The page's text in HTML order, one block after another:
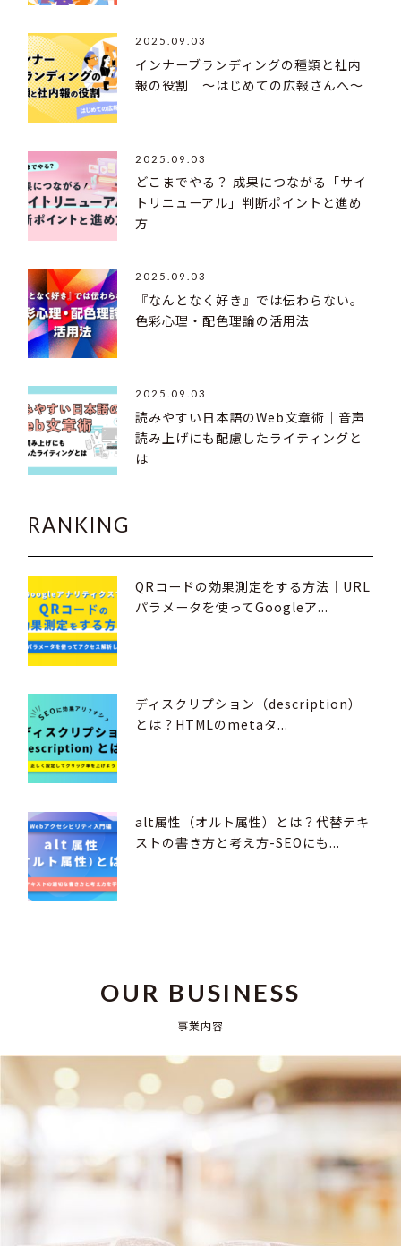
2025.09.03
インナーブランディングの種類と社内
報の役割 ～はじめての広報さんへ～
2025.09.03
どこまでやる？ 成果につながる「サイ
トリニューアル」判断ポイントと進め
方
2025.09.03
『なんとなく好き』では伝わらない。
色彩心理・配色理論の活用法
2025.09.03
読みやすい日本語のWeb文章術｜音声
読み上げにも配慮したライティングと
は
RANKING
QRコードの効果測定をする方法｜URL
パラメータを使ってGoogleア...
ディスクリプション（description）
とは？HTMLのmetaタ...
alt属性（オルト属性）とは？代替テキ
ストの書き方と考え方-SEOにも...
OUR BUSINESS
事業内容